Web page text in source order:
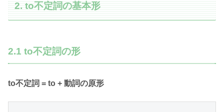
2. to不定詞の基本形
2.1 to不定詞の形
to不定詞 = to + 動詞の原形